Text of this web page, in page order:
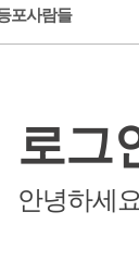
포사람들
로그
안녕하세